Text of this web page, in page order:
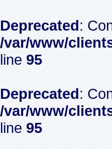
Deprecated:
/var/www/
line 95
Deprecated:
/var/www/
line 95